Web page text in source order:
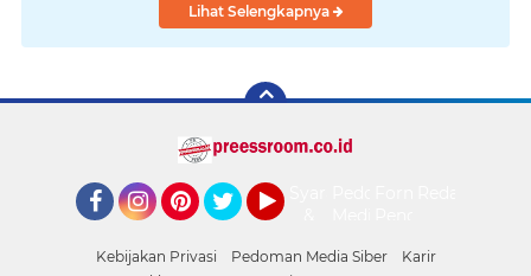
Lihat Selengkapnya
Kebijakan Privasi Pedoman Media Siber
Karir